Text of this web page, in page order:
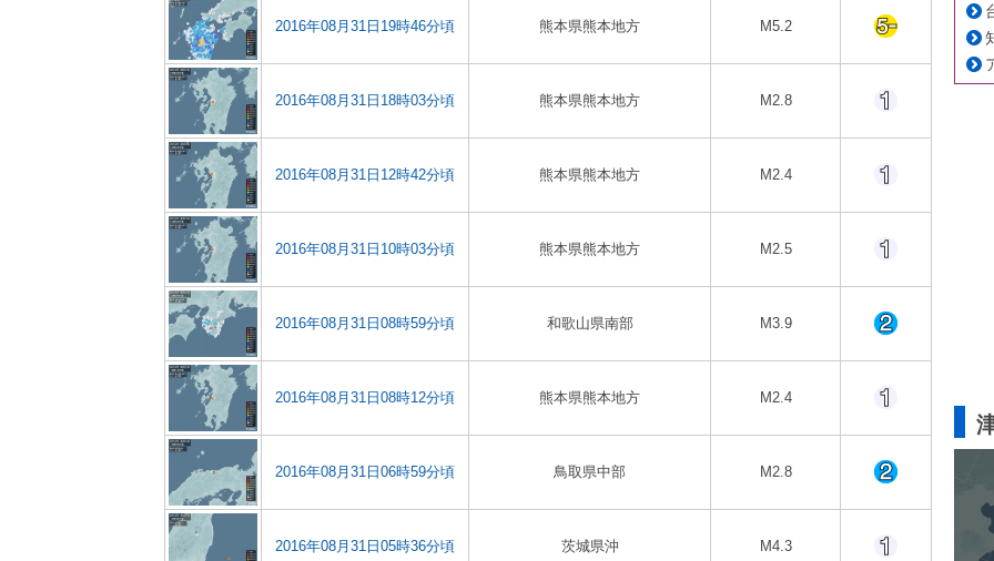
2016年08月31日19時46分頃 熊本県熊本地方 M5.2
2016年08月31日18時03分頃 熊本県熊本地方 M2.8
2016年08月31日12時42分頃 熊本県熊本地方 M2.4
2016年08月31日10時03分頃 熊本県熊本地方 M2.5
2016年08月31日08時59分頃 和歌山県南部 M3.9
2016年08月31日08時12分頃 熊本県熊本地方 M2.4
2016年08月31日06時59分頃 鳥取県中部 M2.8
2016年08月31日05時36分頃 茨城県沖 M4.3